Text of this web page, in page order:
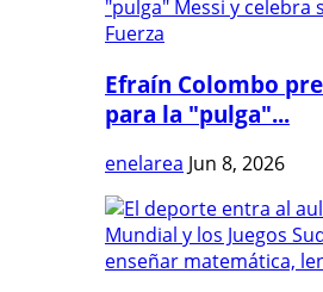
Efraín Colombo
para la "pulga"...
enelarea Jun 8, 2026